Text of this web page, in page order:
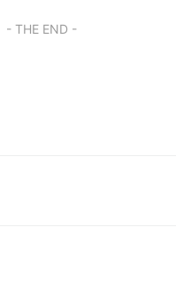
- THE END -